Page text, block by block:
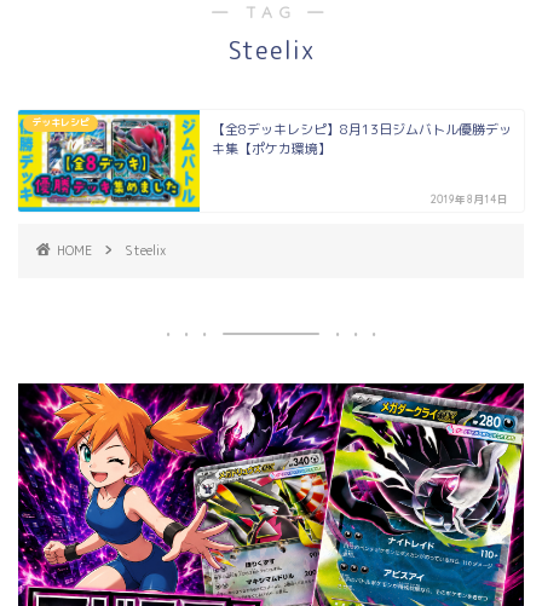
― TAG ―
Steelix
デッキレシピ
【全8デッキレシピ】8月13日ジムバトル優勝デッ
キ集【ポケカ環境】
2019年8月14日
HOME Steelix